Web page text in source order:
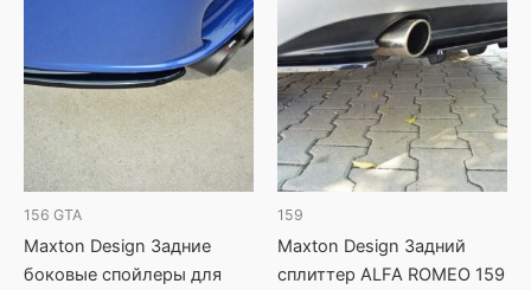
156 GTA
Maxton Design Задние
боковые спойлеры для
159
Maxton Design Задний
сплиттер ALFA ROMEO 159